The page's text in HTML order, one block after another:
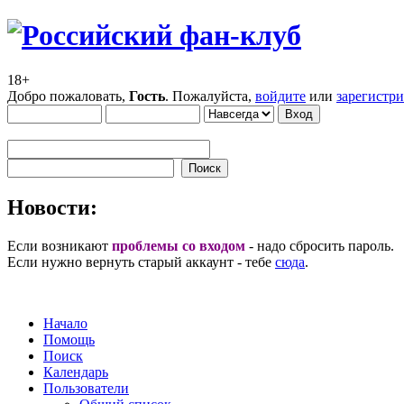
18+
Добро пожаловать, Гость. Пожалуйста, войдите или
Новости:
Если возникают проблемы со входом - надо сбросить пароль.
Если нужно вернуть старый аккаунт - тебе сюда.
Начало
Помощь
Поиск
Календарь
Пользователи